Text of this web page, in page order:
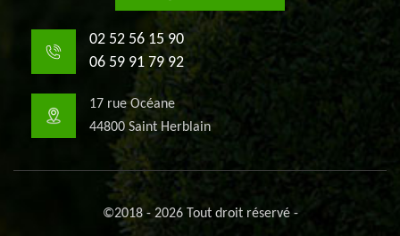
02 52 56 15 90
06 59 91 79 92
17 rue Océane
44800 Saint Herblain
©2018 - 2026 Tout droit réservé -